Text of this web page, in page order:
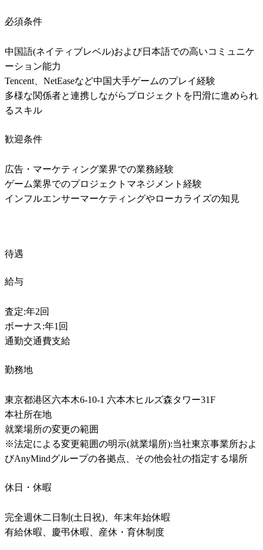
必須条件
中国語(ネイティブレベル)および日本語での高いコミュニケ
ーション能力
Tencent、NetEaseなど中国大手ゲームのプレイ経験
多様な関係者と連携しながらプロジェクトを円滑に進められ
るスキル
歓迎条件
広告・マーケティング業界での業務経験
ゲーム業界でのプロジェクトマネジメント経験
インフルエンサーマーケティングやローカライズの知見
待遇
給与
査定:年2回
ボーナス:年1回
通勤交通費支給
勤務地
東京都港区六本木6-10-1 六本木ヒルズ森タワー31F
本社所在地
就業場所の変更の範囲
※法定による変更範囲の明示(就業場所):当社東京事業所およ
びAnyMindグループの各拠点、その他会社の指定する場所
休日・休暇
完全週休二日制(土日祝)、年末年始休暇
有給休暇、慶弔休暇、産休・育休制度